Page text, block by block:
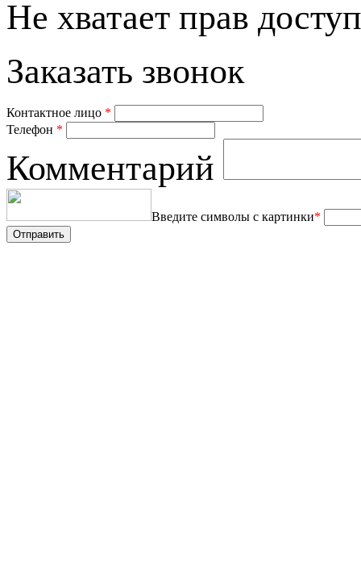
Не хватает прав
Заказать звонок
Контактное лицо *
Телефон *
Комментарий
Введите символы с картинки*